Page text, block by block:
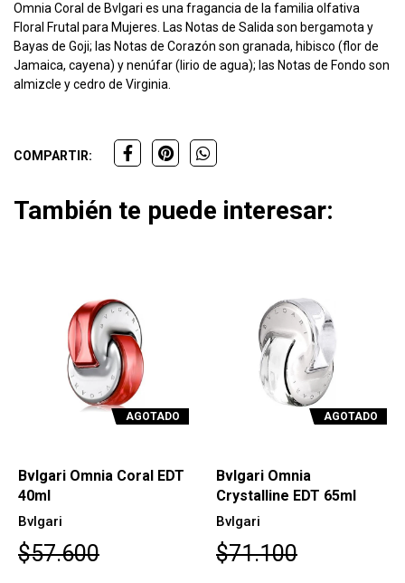
Omnia Coral de Bvlgari es una fragancia de la familia olfativa
Floral Frutal para Mujeres. Las Notas de Salida son bergamota y
Bayas de Goji; las Notas de Corazón son granada, hibisco (flor de
Jamaica, cayena) y nenúfar (lirio de agua); las Notas de Fondo son
almizcle y cedro de Virginia.
COMPARTIR:
También te puede interesar:
AGOTADO
Bvlgari Omnia
Crystalline EDT 65ml
Bvlgari
$71.100
AGOTADO
Bvlgari Omnia
Crystalline EDT 40ml
Bvlgari
$57.600